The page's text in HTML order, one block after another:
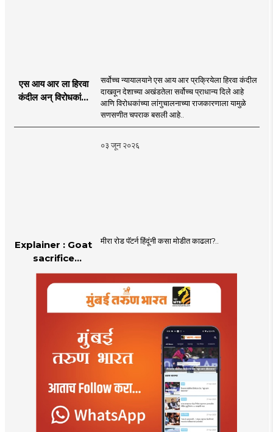
एस आय आर ला हिरवा
कंदील अन् विरोधकांना
सर्वोच्च न्यायालयाने एस आय आर प्रक्रियेला हिरवा कंदील
दाखवून देशाच्या अखंडतेला सर्वोच्च प्राधान्य दिले आहे
आणि विरोधकांच्या लांगुचालनाच्या राजकारणाला यामुळे
सणसणीत चपराक बसली आहे..
०३ जून २०२६
Explainer : Goat
sacrifice
controversy in
Mumbai |
मीरा रोड पॅटर्न हिंदूंनी कसा मोडीत काढला?..